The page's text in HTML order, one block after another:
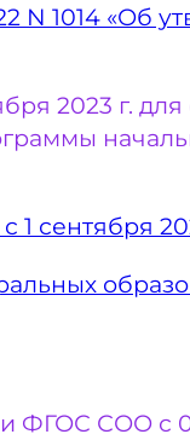
N 1014 «Об
2023 г.
1 сентября
СОО с